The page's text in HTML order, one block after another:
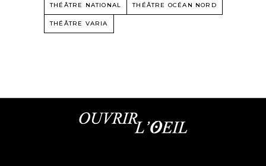
THÉÂTRE NATIONAL THÉÂTRE OCÉAN NORD
THÉÂTRE VARIA